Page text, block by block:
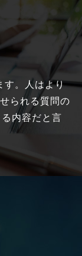
す。人はより
られる質問の
内容だと言